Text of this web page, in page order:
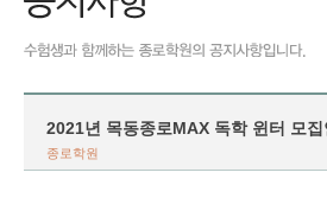
2021년 목동종로MAX 독학 윈터 모집
종로학원